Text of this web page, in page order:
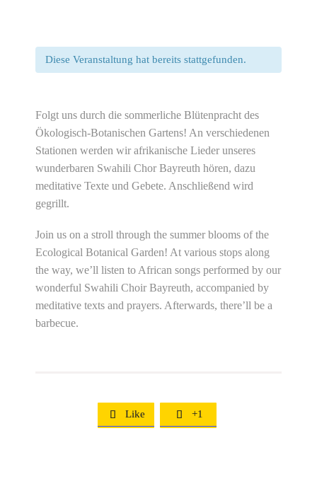
Diese Veranstaltung hat bereits stattgefunden.
Folgt uns durch die sommerliche Blütenpracht des
Ökologisch-Botanischen Gartens! An verschiedenen
Stationen werden wir afrikanische Lieder unseres
wunderbaren Swahili Chor Bayreuth hören, dazu
meditative Texte und Gebete. Anschließend wird
gegrillt.
Join us on a stroll through the summer blooms of the
Ecological Botanical Garden! At various stops along
the way, we’ll listen to African songs performed by our
wonderful Swahili Choir Bayreuth, accompanied by
meditative texts and prayers. Afterwards, there’ll be a
barbecue.
 Like  +1